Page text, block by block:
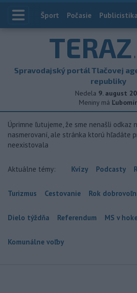
Index
Šport Počasie Publicistika
TERAZ
Spravodajský portál Tlačovej
republiky
Nedela 9. august
Meniny má
Úprimne ľutujeme, že sme nenašli odkaz
nasmerovaní, ale stránka ktorú hľadáte
neexistovala
Aktuálne témy: Kvízy Podcasty
Turizmus Cestovanie Rok
Dielo týždňa Referendum MS v
Komunálne voľby